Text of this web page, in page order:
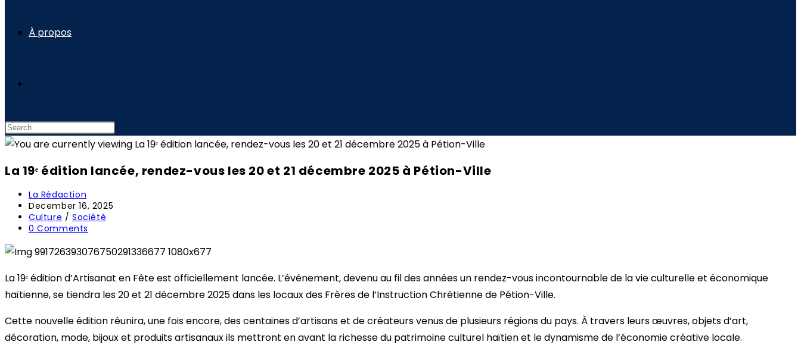
À propos
website
La 19ᵉ édition lancée, rendez-vous les 20 et 21 décembre 2025 à Pétion-Ville
Post
author:
La Rédaction
Post
published:
December 16, 2025
Post
category:
Culture / Société
Post
0 Comments
La 19ᵉ édition d’Artisanat en Fête est officiellement lancée. L’événement, devenu au fil des années un rendez-vous incontournable de la vie culturelle et économique
haïtienne, se tiendra les 20 et 21 décembre 2025 dans les locaux des Frères de l’Instruction Chrétienne de Pétion-Ville.
Cette nouvelle édition réunira, une fois encore, des centaines d’artisans et de créateurs venus de plusieurs régions du pays. À travers leurs œuvres, objets d’art,
décoration, mode, bijoux et produits artisanaux ils mettront en avant la richesse du patrimoine culturel haïtien et le dynamisme de l’économie créative locale.